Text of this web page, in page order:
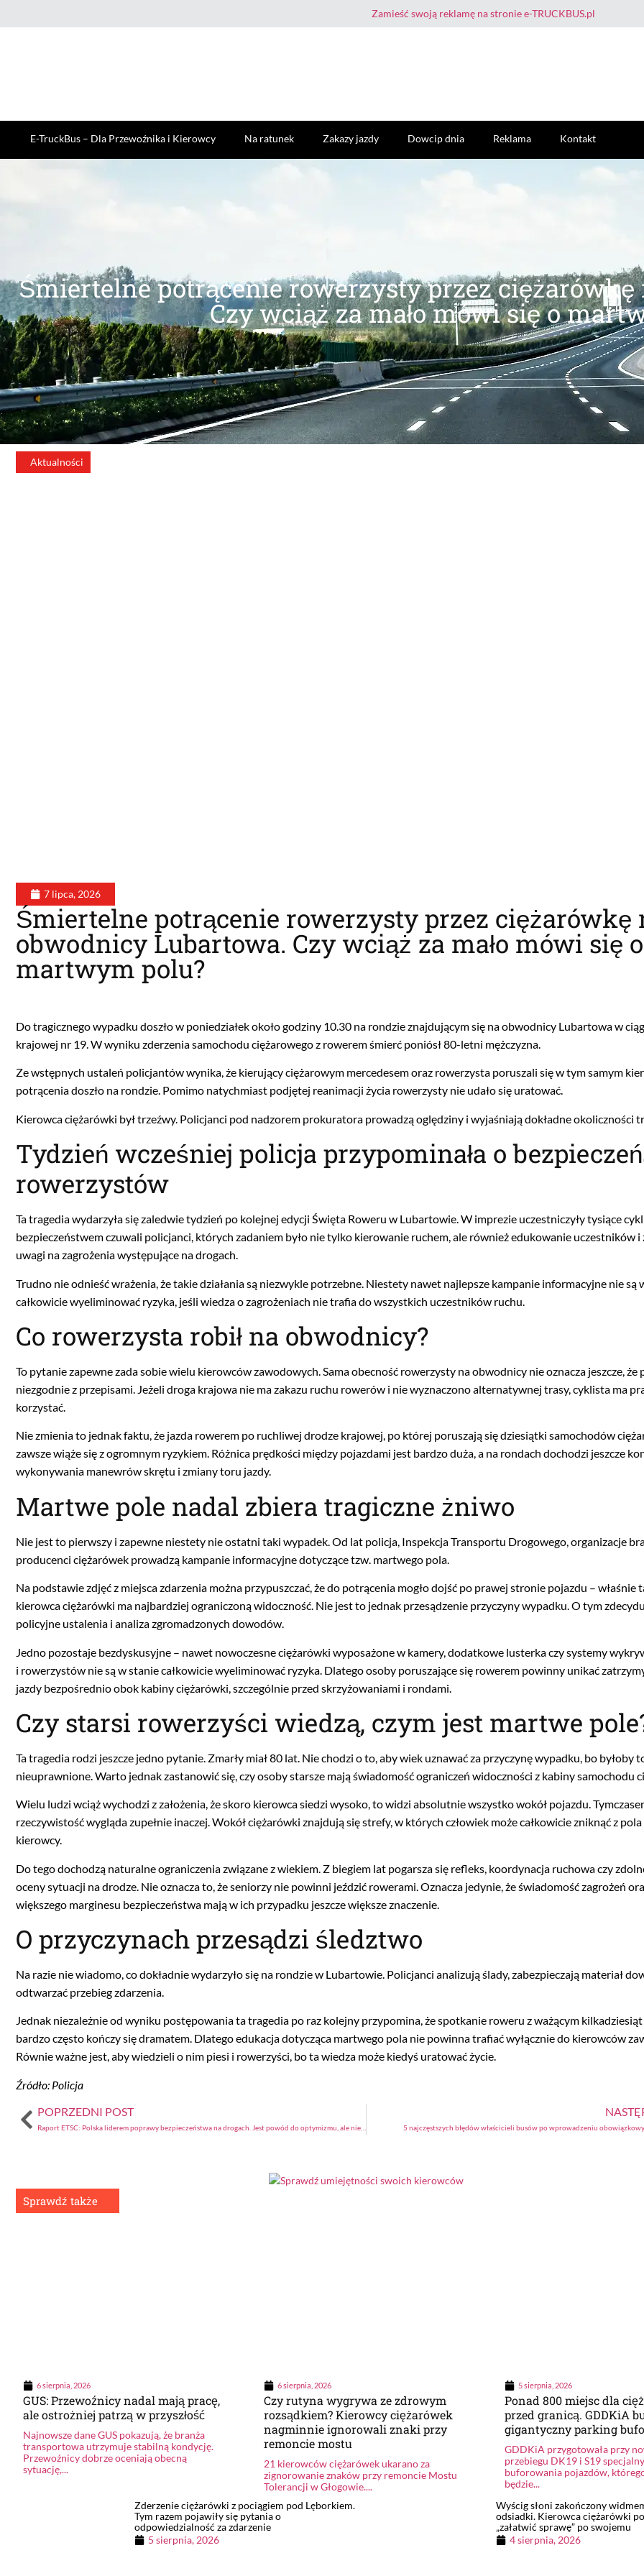
Zamieść swoją reklamę na stronie e-TRUCKBUS.pl
E-TruckBus – Dla Przewoźnika i Kierowcy Na ratunek Zakazy jazdy Dowcip dnia Reklama Kontakt
Śmiertelne potrącenie rowerzysty przez
Czy wciąż za mało mówi się o
Aktualności
7 lipca, 2026
Śmiertelne potrącenie rowerzysty przez ciężarówkę
obwodnicy Lubartowa. Czy wciąż za mało mówi się o
martwym polu?
Do tragicznego wypadku doszło w poniedziałek około godziny 10.30 na rondzie znajdującym się na obwodnicy Lubartowa w
krajowej nr 19. W wyniku zderzenia samochodu ciężarowego z rowerem śmierć poniósł 80-letni mężczyzna.
Ze wstępnych ustaleń policjantów wynika, że kierujący ciężarowym mercedesem oraz rowerzysta poruszali się w tym samym
potrącenia doszło na rondzie. Pomimo natychmiast podjętej reanimacji życia rowerzysty nie udało się uratować.
Kierowca ciężarówki był trzeźwy. Policjanci pod nadzorem prokuratora prowadzą oględziny i wyjaśniają dokładne okoliczności
Tydzień wcześniej policja przypominała o
rowerzystów
Ta tragedia wydarzyła się zaledwie tydzień po kolejnej edycji Święta Roweru w Lubartowie. W imprezie uczestniczyły tysiące
bezpieczeństwem czuwali policjanci, których zadaniem było nie tylko kierowanie ruchem, ale również edukowanie uczestników i
uwagi na zagrożenia występujące na drogach.
Trudno nie odnieść wrażenia, że takie działania są niezwykle potrzebne. Niestety nawet najlepsze kampanie informacyjne nie są
całkowicie wyeliminować ryzyka, jeśli wiedza o zagrożeniach nie trafia do wszystkich uczestników ruchu.
Co rowerzysta robił na obwodnicy?
To pytanie zapewne zada sobie wielu kierowców zawodowych. Sama obecność rowerzysty na obwodnicy nie oznacza jeszcze, że
niezgodnie z przepisami. Jeżeli droga krajowa nie ma zakazu ruchu rowerów i nie wyznaczono alternatywnej trasy, cyklista ma
korzystać.
Nie zmienia to jednak faktu, że jazda rowerem po ruchliwej drodze krajowej, po której poruszają się dziesiątki samochodów
zawsze wiąże się z ogromnym ryzykiem. Różnica prędkości między pojazdami jest bardzo duża, a na rondach dochodzi jeszcze
wykonywania manewrów skrętu i zmiany toru jazdy.
Martwe pole nadal zbiera tragiczne żniwo
Nie jest to pierwszy i zapewne niestety nie ostatni taki wypadek. Od lat policja, Inspekcja Transportu Drogowego, organizacje
producenci ciężarówek prowadzą kampanie informacyjne dotyczące tzw. martwego pola.
Na podstawie zdjęć z miejsca zdarzenia można przypuszczać, że do potrącenia mogło dojść po prawej stronie pojazdu – właśnie
kierowca ciężarówki ma najbardziej ograniczoną widoczność. Nie jest to jednak przesądzenie przyczyny wypadku. O tym
policyjne ustalenia i analiza zgromadzonych dowodów.
Jedno pozostaje bezdyskusyjne – nawet nowoczesne ciężarówki wyposażone w kamery, dodatkowe lusterka czy systemy
i rowerzystów nie są w stanie całkowicie wyeliminować ryzyka. Dlatego osoby poruszające się rowerem powinny unikać
jazdy bezpośrednio obok kabiny ciężarówki, szczególnie przed skrzyżowaniami i rondami.
Czy starsi rowerzyści wiedzą, czym jest martwe
Ta tragedia rodzi jeszcze jedno pytanie. Zmarły miał 80 lat. Nie chodzi o to, aby wiek uznawać za przyczynę wypadku, bo byłoby
nieuprawnione. Warto jednak zastanowić się, czy osoby starsze mają świadomość ograniczeń widoczności z kabiny samochodu
Wielu ludzi wciąż wychodzi z założenia, że skoro kierowca siedzi wysoko, to widzi absolutnie wszystko wokół pojazdu.
rzeczywistość wygląda zupełnie inaczej. Wokół ciężarówki znajdują się strefy, w których człowiek może całkowicie zniknąć z
kierowcy.
Do tego dochodzą naturalne ograniczenia związane z wiekiem. Z biegiem lat pogarsza się refleks, koordynacja ruchowa czy
oceny sytuacji na drodze. Nie oznacza to, że seniorzy nie powinni jeździć rowerami. Oznacza jedynie, że świadomość zagrożeń
większego marginesu bezpieczeństwa mają w ich przypadku jeszcze większe znaczenie.
O przyczynach przesądzi śledztwo
Na razie nie wiadomo, co dokładnie wydarzyło się na rondzie w Lubartowie. Policjanci analizują ślady, zabezpieczają materiał
odtwarzać przebieg zdarzenia.
Jednak niezależnie od wyniku postępowania ta tragedia po raz kolejny przypomina, że spotkanie roweru z ważącym
bardzo często kończy się dramatem. Dlatego edukacja dotycząca martwego pola nie powinna trafiać wyłącznie do kierowców
Równie ważne jest, aby wiedzieli o nim piesi i rowerzyści, bo ta wiedza może kiedyś uratować życie.
Źródło: Policja
POPRZEDNI POST
5 najczęstszych błędów właścicieli busów po wprowadzeniu
Sprawdź także
6 sierpnia, 2026
GUS: Przewoźnicy nadal mają pracę,
ale ostrożniej patrzą w przyszłość
Najnowsze dane GUS pokazują, że branża
transportowa utrzymuje stabilną kondycję.
Przewoźnicy dobrze oceniają obecną
sytuację,...
6 sierpnia, 2026
Czy rutyna wygrywa ze zdrowym
rozsądkiem? Kierowcy ciężarówek
nagminnie ignorowali znaki przy
remoncie mostu
21 kierowców ciężarówek ukarano za
zignorowanie znaków przy remoncie Mostu
Tolerancji w Głogowie....
5 sierpnia, 2026
Ponad 800 miejsc dla
przed granicą. GDDKiA
gigantyczny parking
GDDKiA przygotowała przy
przebiegu DK19 i S19
buforowania pojazdów,
będzie...
Zderzenie ciężarówki z pociągiem pod Lęborkiem.
Tym razem pojawiły się pytania o
odpowiedzialność za zdarzenie
5 sierpnia, 2026
Wyścig słoni zakończony
odsiadki. Kierowca ciężarówki
„załatwić sprawę” po swojemu
4 sierpnia, 2026